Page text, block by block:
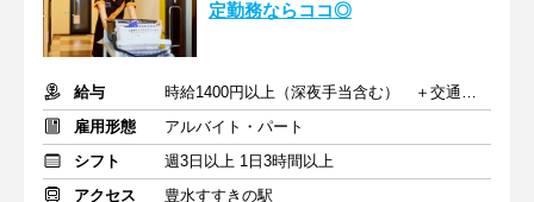
定勤務ならココ◎
給与
時給1400円以上（深夜手当含む） ＋交通費支給
雇用形態
アルバイト・パート
シフト
週3日以上 1日3時間以上
アクセス
豊水すすきの駅